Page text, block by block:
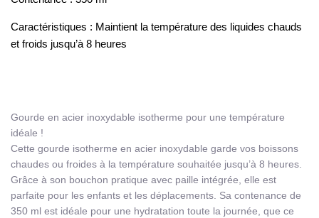
Caractéristiques : Maintient la température des liquides chauds
et froids jusqu’à 8 heures
Gourde en acier inoxydable isotherme pour une température
idéale !
Cette gourde isotherme en acier inoxydable garde vos boissons
chaudes ou froides à la température souhaitée jusqu’à 8 heures.
Grâce à son bouchon pratique avec paille intégrée, elle est
parfaite pour les enfants et les déplacements. Sa contenance de
350 ml est idéale pour une hydratation toute la journée, que ce